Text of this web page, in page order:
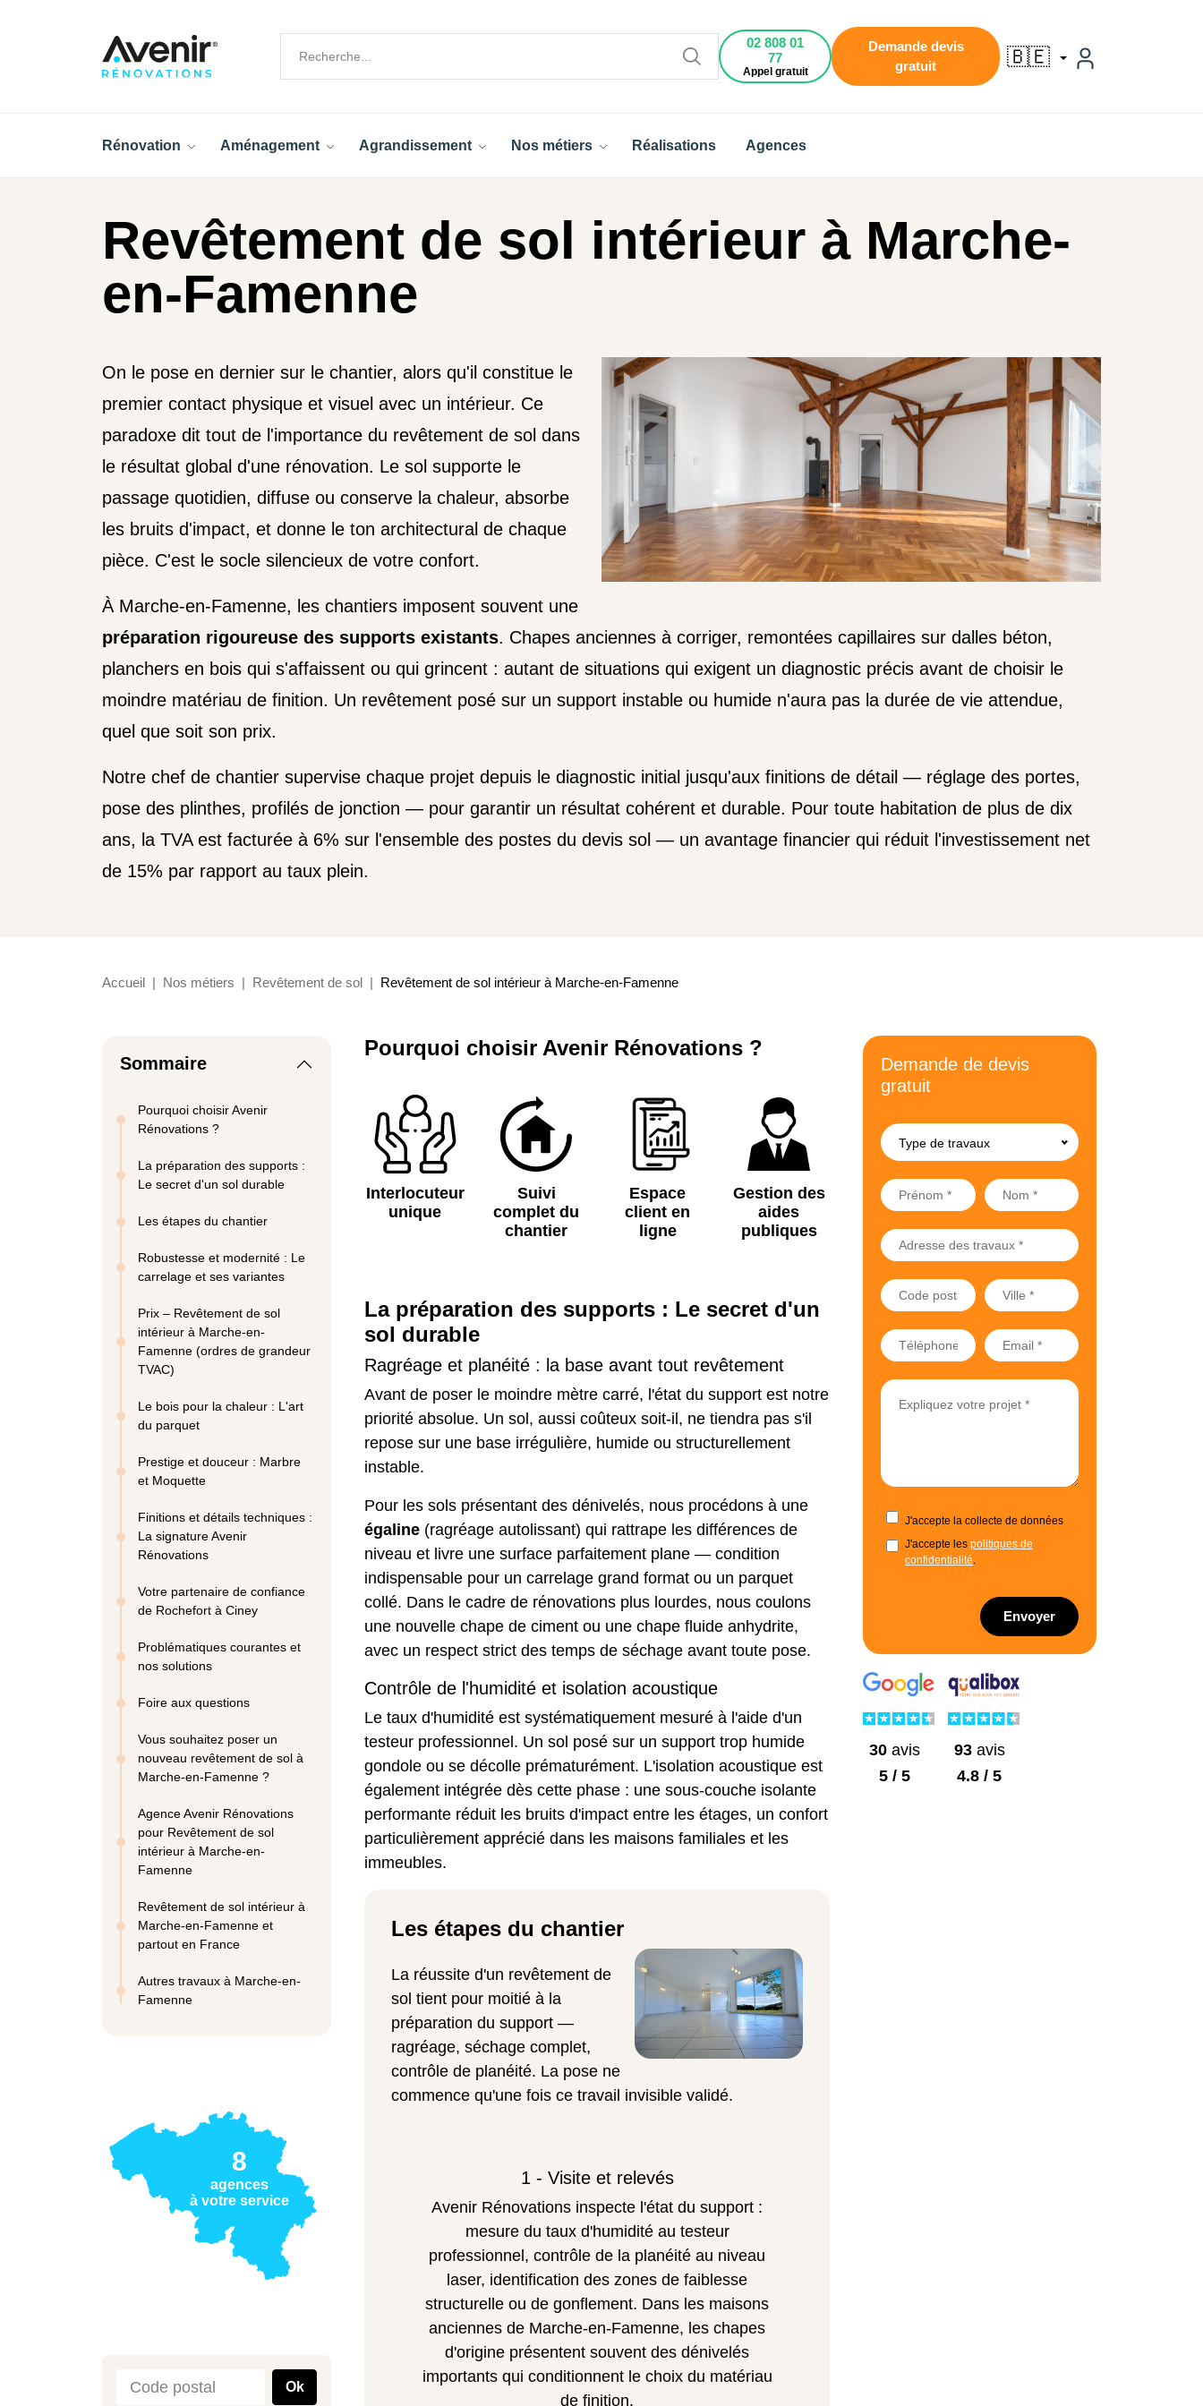
02 808 01
77
Appel gratuit
Demande devis
gratuit
🇧🇪
Rénovation Aménagement Agrandissement Nos métiers Réalisations Agences
Revêtement de sol intérieur à Marche-
en-Famenne
On le pose en dernier sur le chantier, alors qu'il constitue le
premier contact physique et visuel avec un intérieur. Ce
paradoxe dit tout de l'importance du revêtement de sol dans
le résultat global d'une rénovation. Le sol supporte le
passage quotidien, diffuse ou conserve la chaleur, absorbe
les bruits d'impact, et donne le ton architectural de chaque
pièce. C'est le socle silencieux de votre confort.
À Marche-en-Famenne, les chantiers imposent souvent une
préparation rigoureuse des supports existants. Chapes anciennes à corriger, remontées capillaires sur dalles béton,
planchers en bois qui s'affaissent ou qui grincent : autant de situations qui exigent un diagnostic précis avant de choisir le
moindre matériau de finition. Un revêtement posé sur un support instable ou humide n'aura pas la durée de vie attendue,
quel que soit son prix.
Notre chef de chantier supervise chaque projet depuis le diagnostic initial jusqu'aux finitions de détail — réglage des portes,
pose des plinthes, profilés de jonction — pour garantir un résultat cohérent et durable. Pour toute habitation de plus de dix
ans, la TVA est facturée à 6% sur l'ensemble des postes du devis sol — un avantage financier qui réduit l'investissement net
de 15% par rapport au taux plein.
Accueil Nos métiers Revêtement de sol Revêtement de sol intérieur à Marche-en-Famenne
Sommaire
Pourquoi choisir Avenir
Rénovations ?
La préparation des supports :
Le secret d'un sol durable
Les étapes du chantier
Robustesse et modernité : Le
carrelage et ses variantes
Prix – Revêtement de sol
intérieur à Marche-en-
Famenne (ordres de grandeur
TVAC)
Le bois pour la chaleur : L'art
du parquet
Prestige et douceur : Marbre
et Moquette
Finitions et détails techniques :
La signature Avenir
Rénovations
Votre partenaire de confiance
de Rochefort à Ciney
Problématiques courantes et
nos solutions
Foire aux questions
Vous souhaitez poser un
nouveau revêtement de sol à
Marche-en-Famenne ?
Agence Avenir Rénovations
pour Revêtement de sol
intérieur à Marche-en-
Famenne
Revêtement de sol intérieur à
Marche-en-Famenne et
partout en France
Autres travaux à Marche-en-
Famenne
8
agences
à votre service
Ok
Pourquoi choisir Avenir Rénovations ?
Interlocuteur
unique
Suivi
complet du
chantier
Espace
client en
ligne
Gestion des
aides
publiques
La préparation des supports : Le secret d'un
sol durable
Ragréage et planéité : la base avant tout revêtement
Avant de poser le moindre mètre carré, l'état du support est notre
priorité absolue. Un sol, aussi coûteux soit-il, ne tiendra pas s'il
repose sur une base irrégulière, humide ou structurellement
instable.
Pour les sols présentant des dénivelés, nous procédons à une
égaline (ragréage autolissant) qui rattrape les différences de
niveau et livre une surface parfaitement plane — condition
indispensable pour un carrelage grand format ou un parquet
collé. Dans le cadre de rénovations plus lourdes, nous coulons
une nouvelle chape de ciment ou une chape fluide anhydrite,
avec un respect strict des temps de séchage avant toute pose.
Contrôle de l'humidité et isolation acoustique
Le taux d'humidité est systématiquement mesuré à l'aide d'un
testeur professionnel. Un sol posé sur un support trop humide
gondole ou se décolle prématurément. L'isolation acoustique est
également intégrée dès cette phase : une sous-couche isolante
performante réduit les bruits d'impact entre les étages, un confort
particulièrement apprécié dans les maisons familiales et les
immeubles.
Les étapes du chantier
La réussite d'un revêtement de
sol tient pour moitié à la
préparation du support —
ragréage, séchage complet,
contrôle de planéité. La pose ne
commence qu'une fois ce travail invisible validé.
1 - Visite et relevés
Avenir Rénovations inspecte l'état du support :
mesure du taux d'humidité au testeur
professionnel, contrôle de la planéité au niveau
laser, identification des zones de faiblesse
structurelle ou de gonflement. Dans les maisons
anciennes de Marche-en-Famenne, les chapes
d'origine présentent souvent des dénivelés
importants qui conditionnent le choix du matériau
de finition.
Demande de devis
gratuit
Type de travaux
J'accepte la collecte de données
J'accepte les politiques de
confidentialité.
Envoyer
30avis
5 / 5
93avis
4.8 / 5